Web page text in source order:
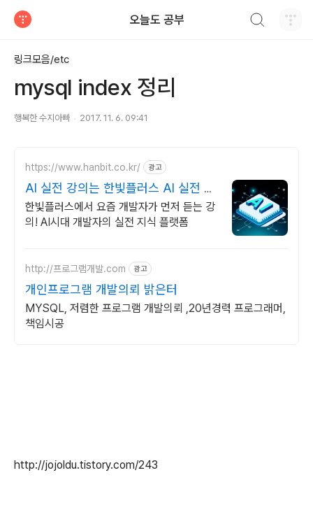
오늘도 공부
링크모음/etc
mysql index 정리
행복한 수지아빠 2017. 11. 6. 09:41
https://www.hanbit.co.kr/ 광고
AI 실전 강의는 한빛플러스 AI 실전 학
습의 정석
한빛플러스에서 요즘 개발자가 먼저 듣는 강
의! AI시대 개발자의 실전 지식 플랫폼
http://프로그램개발.com 광고
개인프로그램 개발의뢰 밝은터
MYSQL, 저렴한 프로그램 개발의뢰 ,20년경력 프로그래머,
책임시공
http://jojoldu.tistory.com/243